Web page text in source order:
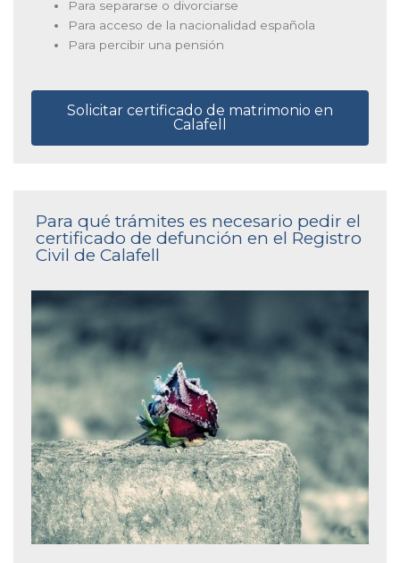
Para separarse o divorciarse
Para acceso de la nacionalidad española
Para percibir una pensión
Solicitar certificado de matrimonio en
Calafell
Para qué trámites es necesario pedir el
certificado de defunción en el Registro
Civil de Calafell